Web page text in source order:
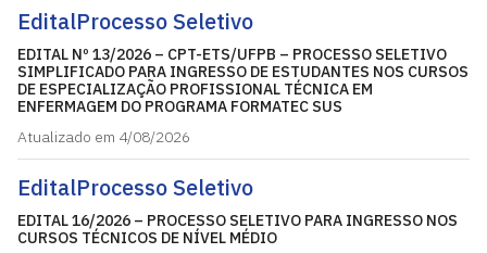
EditalProcesso Seletivo
EDITAL Nº 13/2026 – CPT-ETS/UFPB – PROCESSO SELETIVO
SIMPLIFICADO PARA INGRESSO DE ESTUDANTES NOS CURSOS
DE ESPECIALIZAÇÃO PROFISSIONAL TÉCNICA EM
ENFERMAGEM DO PROGRAMA FORMATEC SUS
Atualizado em 4/08/2026
EditalProcesso Seletivo
EDITAL 16/2026 – PROCESSO SELETIVO PARA INGRESSO NOS
CURSOS TÉCNICOS DE NÍVEL MÉDIO